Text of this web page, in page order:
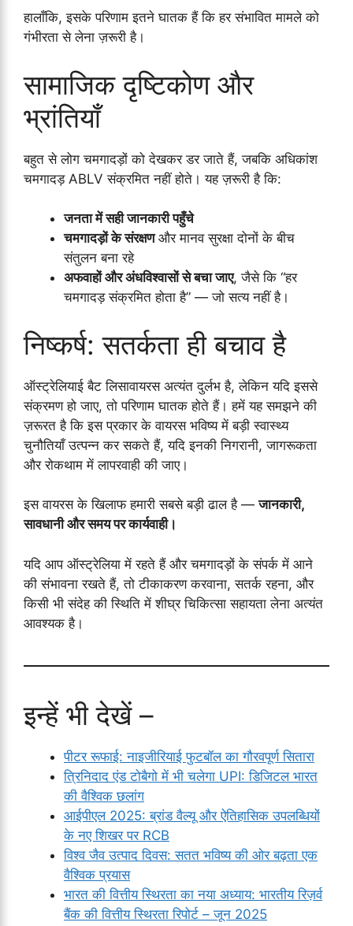
हालाँकि, इसके परिणाम इतने घातक हैं कि हर संभावित मामले को
गंभीरता से लेना ज़रूरी है।
सामाजिक दृष्टिकोण और
भ्रांतियाँ
बहुत से लोग चमगादड़ों को देखकर डर जाते हैं, जबकि अधिकांश
चमगादड़ ABLV संक्रमित नहीं होते। यह ज़रूरी है कि:
जनता में सही जानकारी पहुँचे
चमगादड़ों के संरक्षणऔर मानव सुरक्षा दोनों के बीच
संतुलन बना रहे
अफवाहों और अंधविश्वासों से बचा जाए, जैसे कि “हर
चमगादड़ संक्रमित होता है” — जो सत्य नहीं है।
निष्कर्ष: सतर्कता ही बचाव है
ऑस्ट्रेलियाई बैट लिसावायरस अत्यंत दुर्लभ है, लेकिन यदि इससे
संक्रमण हो जाए, तो परिणाम घातक होते हैं। हमें यह समझने की
ज़रूरत है कि इस प्रकार के वायरस भविष्य में बड़ी स्वास्थ्य
चुनौतियाँ उत्पन्न कर सकते हैं, यदि इनकी निगरानी, जागरूकता
और रोकथाम में लापरवाही की जाए।
इस वायरस के खिलाफ हमारी सबसे बड़ी ढाल है —जानकारी,
सावधानी और समय पर कार्यवाही।
यदि आप ऑस्ट्रेलिया में रहते हैं और चमगादड़ों के संपर्क में आने
की संभावना रखते हैं, तो टीकाकरण करवाना, सतर्क रहना, और
किसी भी संदेह की स्थिति में शीघ्र चिकित्सा सहायता लेना अत्यंत
आवश्यक है।
इन्हें भी देखें –
पीटर रूफाई: नाइजीरियाई फुटबॉल का गौरवपूर्ण सितारा
त्रिनिदाद एंड टोबैगो में भी चलेगा UPI: डिजिटल भारत
की वैश्विक छलांग
आईपीएल 2025: ब्रांड वैल्यू और ऐतिहासिक उपलब्धियों
के नए शिखर पर RCB
विश्व जैव उत्पाद दिवस: सतत भविष्य की ओर बढ़ता एक
वैश्विक प्रयास
भारत की वित्तीय स्थिरता का नया अध्याय: भारतीय रिज़र्व
बैंक की वित्तीय स्थिरता रिपोर्ट – जून 2025